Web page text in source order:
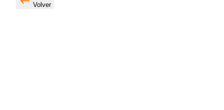
Volver